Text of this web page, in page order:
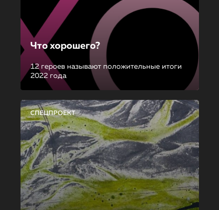
Что хорошего?
12 героев называют положительные итоги
2022 года
СПЕЦПРОЕКТ